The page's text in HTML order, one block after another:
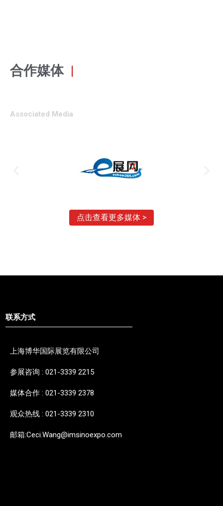
合作媒体 |
Associated Media
点击查看更多媒体 >
联系方式
上海博华国际展览有限公司
参展咨询 : 021-3339 2215
媒体合作 : 021-3339 2378
观众热线 : 021-3339 2310
邮箱:Ceci.Wang@imsinoexpo.com